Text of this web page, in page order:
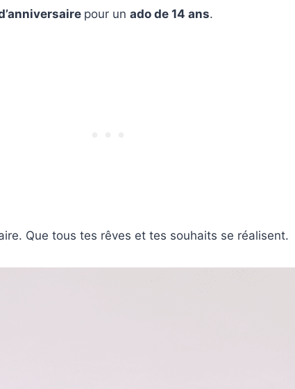
pour un ado de 14 ans.
Que tous tes rêves et tes souhaits se réalisent.